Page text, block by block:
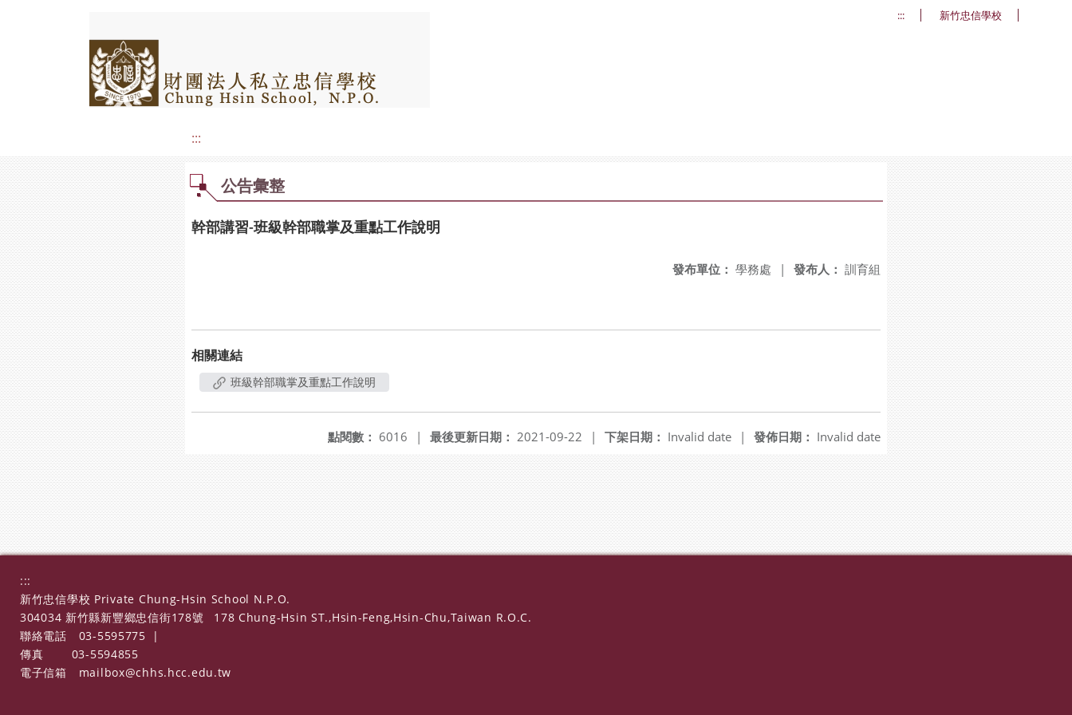
::: 新竹忠信學校
:::
公告彙整
幹部講習-班級幹部職掌及重點工作說明
發布人： 訓育組
發布單位： 學務處 |
相關連結
班級幹部職掌及重點工作說明
發佈日期： Invalid date
下架日期： Invalid date |
最後更新日期： 2021-09-22 |
點閱數： 6016 |
:::
新竹忠信學校 Private Chung-Hsin School N.P.O.
304034 新竹縣新豐鄉忠信街178號
178 Chung-Hsin ST.,Hsin-Feng,Hsin-Chu,Taiwan R.O.C.
聯絡電話
03-5595775
|
傳真
03-5594855
電子信箱
mailbox@chhs.hcc.edu.tw